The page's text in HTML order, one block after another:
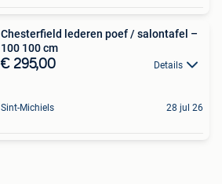
Chesterfield lederen poef / salontafel –
100 100 cm
€ 295,00 Details
Sint-Michiels 28 jul 26